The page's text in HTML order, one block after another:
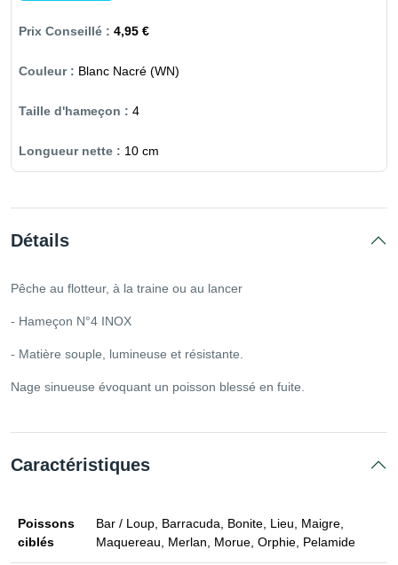
4,95 €
Blanc Nacré (WN)
4
10 cm
Détails
Pêche au flotteur, à la traine ou au lancer
- Hameçon N°4 INOX
- Matière souple, lumineuse et résistante.
Nage sinueuse évoquant un poisson blessé en fuite.
Caractéristiques
Poissons
ciblés
Bar / Loup, Barracuda, Bonite, Lieu, Maigre,
Maquereau, Merlan, Morue, Orphie, Pelamide